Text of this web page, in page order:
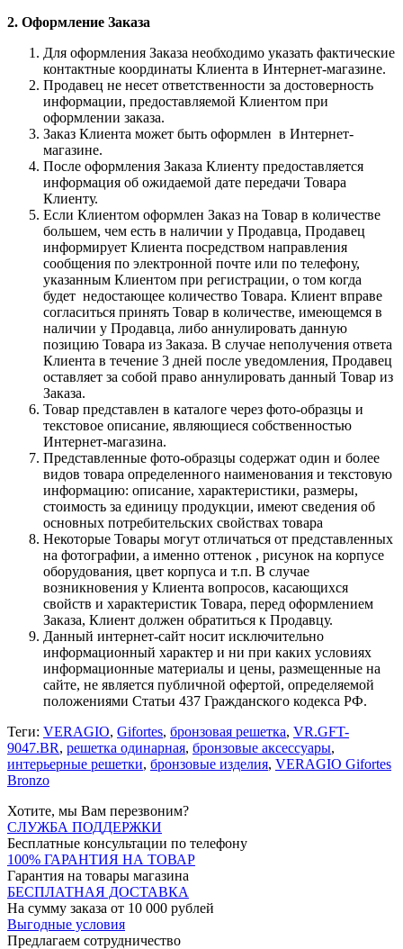
2. Оформление Заказа
Для оформления Заказа необходимо указать фактические
контактные координаты Клиента в Интернет-магазине.
Продавец не несет ответственности за достоверность
информации, предоставляемой Клиентом при
оформлении заказа.
Заказ Клиента может быть оформлен в Интернет-
магазине.
После оформления Заказа Клиенту предоставляется
информация об ожидаемой дате передачи Товара
Клиенту.
Если Клиентом оформлен Заказ на Товар в количестве
большем, чем есть в наличии у Продавца, Продавец
информирует Клиента посредством направления
сообщения по электронной почте или по телефону,
указанным Клиентом при регистрации, о том когда
будет недостающее количество Товара. Клиент вправе
согласиться принять Товар в количестве, имеющемся в
наличии у Продавца, либо аннулировать данную
позицию Товара из Заказа. В случае неполучения ответа
Клиента в течение 3 дней после уведомления, Продавец
оставляет за собой право аннулировать данный Товар из
Заказа.
Товар представлен в каталоге через фото-образцы и
текстовое описание, являющиеся собственностью
Интернет-магазина.
Представленные фото-образцы содержат один и более
видов товара определенного наименования и текстовую
информацию: описание, характеристики, размеры,
стоимость за единицу продукции, имеют сведения об
основных потребительских свойствах товара
Некоторые Товары могут отличаться от представленных
на фотографии, а именно оттенок , рисунок на корпусе
оборудования, цвет корпуса и т.п. В случае
возникновения у Клиента вопросов, касающихся
свойств и характеристик Товара, перед оформлением
Заказа, Клиент должен обратиться к Продавцу.
Данный интернет-сайт носит исключительно
информационный характер и ни при каких условиях
информационные материалы и цены, размещенные на
сайте, не является публичной офертой, определяемой
положениями Статьи 437 Гражданского кодекса РФ.
Теги: VERAGIO, Gifortes, бронзовая решетка, VR.GFT-
9047.BR, решетка одинарная, бронзовые аксессуары,
интерьерные решетки, бронзовые изделия, VERAGIO Gifortes
Bronzo
Хотите, мы Вам перезвоним?
СЛУЖБА ПОДДЕРЖКИ
Бесплатные консультации по телефону
100% ГАРАНТИЯ НА ТОВАР
Гарантия на товары магазина
БЕСПЛАТНАЯ ДОСТАВКА
На сумму заказа от 10 000 рублей
Выгодные условия
Предлагаем сотрудничество